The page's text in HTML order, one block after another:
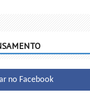
no Facebook